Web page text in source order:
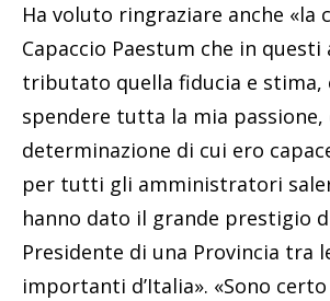
Ha voluto ringraziare anche «la
Capaccio Paestum che in questi
tributato quella fiducia e stima,
spendere tutta la mia passione,
determinazione di cui ero
per tutti gli amministratori
hanno dato il grande prestigio
Presidente di una Provincia tra
importanti d’Italia». «Sono